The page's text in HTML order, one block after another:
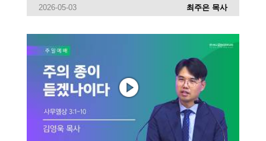
2026-05-03 최주은 목사